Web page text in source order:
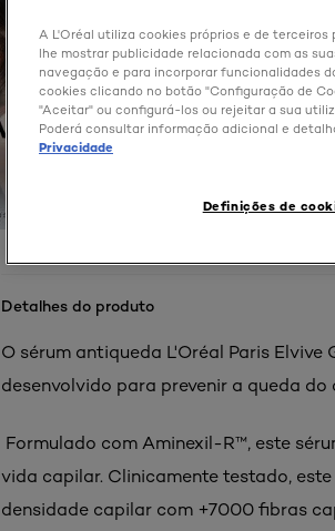
Detalhes do produto
O sérum antiqueda L'Oréal Paris
desenvolvido para prevenir a queda
Formulado com Aminexil-R™, este
vida capilar. Clinicamente testado,
densidade capilar com +7000 fibras
A L'Oréal utiliza cookies próprios e de
lhe mostrar publicidade relacionada com as
navegação e para incorporar funcionalidades
cookies clicando no botão "Configuração de
"Aceitar" ou configurá-los ou rejeitar a sua
Poderá consultar informação adicional e
Privacidade
Definições de